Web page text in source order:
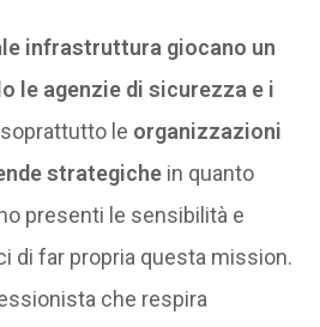
infrastruttura giocano un
le agenzie di sicurezza e i
le organizzazioni
strategichein quanto
presenti le sensibilità e
di far propria questa mission.
che respira